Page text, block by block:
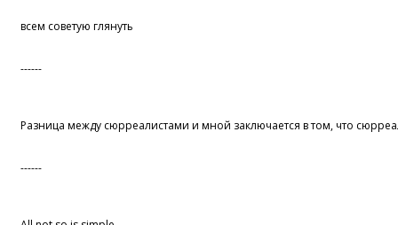
всем советую глянуть
------
Разница между сюрреалистами и мной заключается в том, что
------